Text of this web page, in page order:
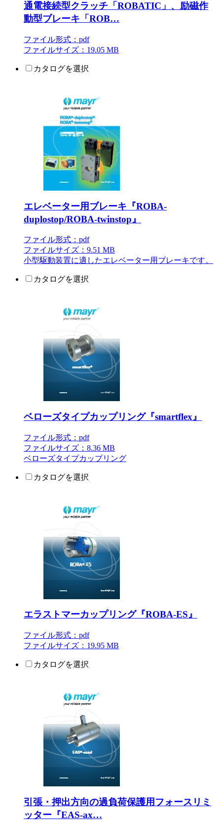
通電接続型クラッチ「ROBATIC」、励磁作
動型ブレーキ「ROB…
ファイル形式：pdf
ファイルサイズ：19.05 MB
カタログを選択
エレベーター用ブレーキ『ROBA-
duplostop/ROBA-twinstop』
ファイル形式：pdf
ファイルサイズ：9.51 MB
小型駆動装置に適したエレベーター用ブレーキです。
カタログを選択
ベローズタイプカップリング『smartflex』
ファイル形式：pdf
ファイルサイズ：8.36 MB
ベローズタイプカップリング
カタログを選択
エラストマーカップリング『ROBA-ES』
ファイル形式：pdf
ファイルサイズ：19.95 MB
カタログを選択
引張・押出方向の過負荷保護用フォースリミ
ッター『EAS-ax…